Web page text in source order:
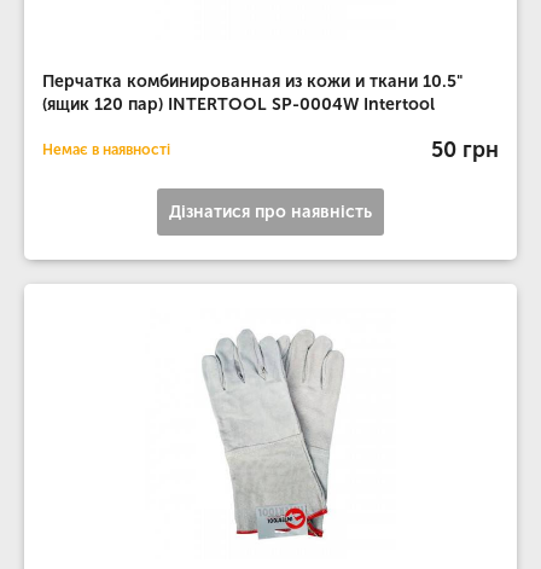
Перчатка комбинированная из кожи и ткани 10.5"
(ящик 120 пар) INTERTOOL SP-0004W Intertool
Немає в наявності 50 грн
Дізнатися про наявність